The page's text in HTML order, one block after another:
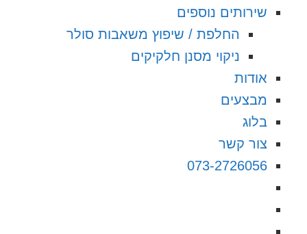
שירותים נוספים
החלפת / שיפוץ משאבות סולר
ניקוי מסנן חלקיקים
אודות
מבצעים
בלוג
צור קשר
073-2726056